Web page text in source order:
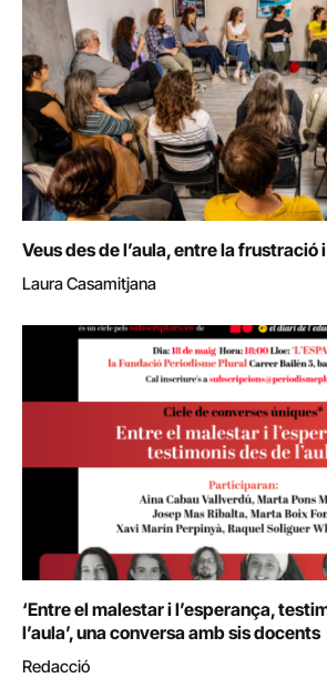
Veus des de l’aula, entre la frustració
Laura Casamitjana
‘Entre el malestar i l’esperança,
l’aula’, una conversa amb sis docents
Redacció